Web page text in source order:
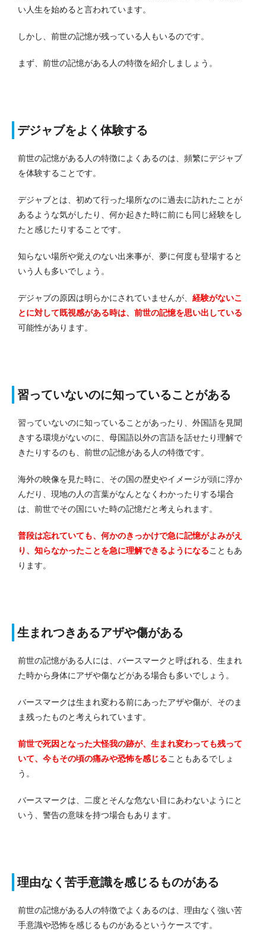
い人生を始めると言われています。
しかし、前世の記憶が残っている人もいるのです。
まず、前世の記憶がある人の特徴を紹介しましょう。
デジャブをよく体験する
前世の記憶がある人の特徴によくあるのは、頻繁にデジャブ
を体験することです。
デジャブとは、初めて行った場所なのに過去に訪れたことが
あるような気がしたり、何か起きた時に前にも同じ経験をし
たと感じたりすることです。
知らない場所や覚えのない出来事が、夢に何度も登場すると
いう人も多いでしょう。
デジャブの原因は明らかにされていませんが、 経験がないこ
とに対して既視感がある時は、前世の記憶を思い出している
可能性があります。
習っていないのに知っていることがある
習っていないのに知っていることがあったり、外国語を見聞
きする環境がないのに、母国語以外の言語を話せたり理解で
きたりするのも、前世の記憶がある人の特徴です。
海外の映像を見た時に、その国の歴史やイメージが頭に浮か
んだり、現地の人の言葉がなんとなくわかったりする場合
は、前世でその国にいた時の記憶だと考えられます。
普段は忘れていても、何かのきっかけで急に記憶がよみがえ
り、知らなかったことを急に理解できるようになることもあ
ります。
生まれつきあるアザや傷がある
前世の記憶がある人には、バースマークと呼ばれる、生まれ
た時から身体にアザや傷などがある場合も多いでしょう。
バースマークは生まれ変わる前にあったアザや傷が、そのま
ま残ったものと考えられています。
前世で死因となった大怪我の跡が、生まれ変わっても残って
いて、今もその頃の痛みや恐怖を感じることもあるでしょ
う。
バースマークは、二度とそんな危ない目にあわないようにと
いう、警告の意味を持つ場合もあります。
理由なく苦手意識を感じるものがある
前世の記憶がある人の特徴でよくあるのは、理由なく強い苦
手意識や恐怖を感じるものがあるというケースです。